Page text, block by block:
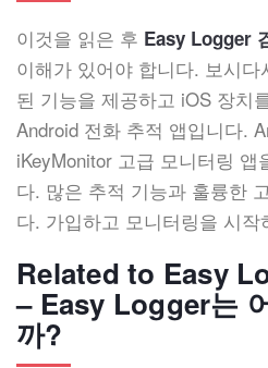
이것을 읽은 후 Easy Logger
이해가 있어야 합니다. 보시
된 기능을 제공하고 iOS 장치
Android 전화 추적 앱입니다.
iKeyMonitor 고급 모니터링 앱
다. 많은 추적 기능과 훌륭한
다. 가입하고 모니터링을 시작
Related to Easy
– Easy Logger는
까?